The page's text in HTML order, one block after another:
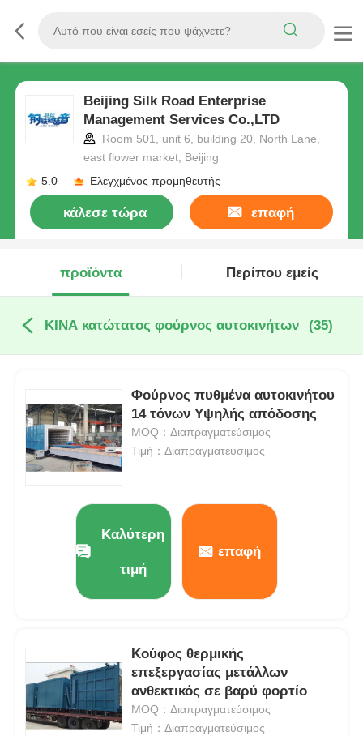
Beijing Silk Road Enterprise
Management Services Co.,LTD
Room 501, unit 6, building 20, North Lane,
east flower market, Beijing
5.0
Ελεγχμένος προμηθευτής
κάλεσε τώρα επαφή
προϊόντα Περίπου εμείς
ΚΙΝΑ κατώτατος φούρνος αυτοκινήτων (35)
Φούρνος πυθμένα αυτοκινήτου
14 τόνων Υψηλής απόδοσης
MOQ：Διαπραγματεύσιμος
Τιμή：Διαπραγματεύσιμος
Καλύτερη
τιμή
επαφή
Κούφος θερμικής
επεξεργασίας μετάλλων
ανθεκτικός σε βαρύ φορτίο
MOQ：Διαπραγματεύσιμος
Τιμή：Διαπραγματεύσιμος